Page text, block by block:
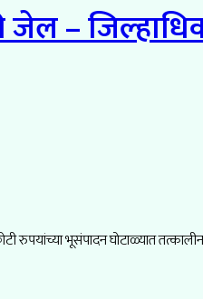
–
रुपयांच्या भूसंपादन घोटाळ्यात